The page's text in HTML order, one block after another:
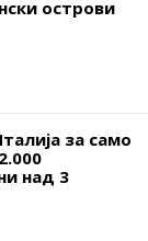
острови
за само
над 3